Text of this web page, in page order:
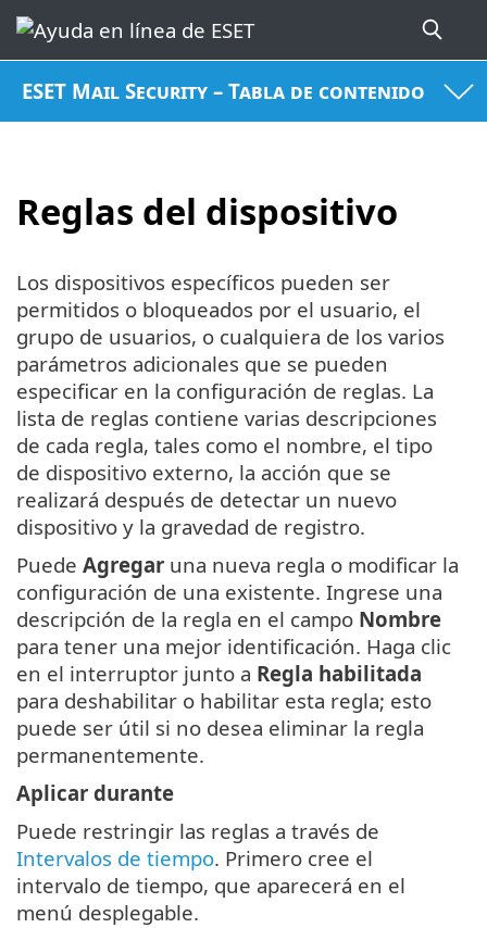
ESET Mail Security – Tabla de contenido
Reglas del dispositivo
Los dispositivos específicos pueden ser
permitidos o bloqueados por el usuario, el
grupo de usuarios, o cualquiera de los varios
parámetros adicionales que se pueden
especificar en la configuración de reglas. La
lista de reglas contiene varias descripciones
de cada regla, tales como el nombre, el tipo
de dispositivo externo, la acción que se
realizará después de detectar un nuevo
dispositivo y la gravedad de registro.
Puede Agregar una nueva regla o modificar la
configuración de una existente. Ingrese una
descripción de la regla en el campo Nombre
para tener una mejor identificación. Haga clic
en el interruptor junto a Regla habilitada
para deshabilitar o habilitar esta regla; esto
puede ser útil si no desea eliminar la regla
permanentemente.
Aplicar durante
Puede restringir las reglas a través de
Intervalos de tiempo. Primero cree el
intervalo de tiempo, que aparecerá en el
menú desplegable.